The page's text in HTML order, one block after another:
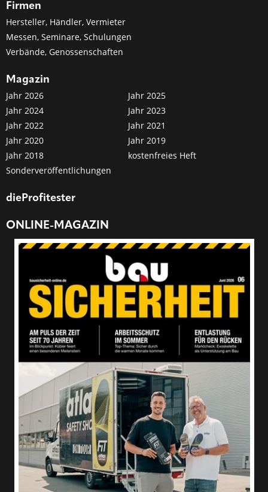
Firmen
Hersteller, Händler, Vermieter
Messen, Seminare, Schulungen
Verbände, Genossenschaften
Magazin
Jahr 2026
Jahr 2025
Jahr 2024
Jahr 2023
Jahr 2022
Jahr 2021
Jahr 2020
Jahr 2019
Jahr 2018
kostenfreies Heft
Sonderveröffentlichungen
dieProfitester
ONLINE-MAGAZIN